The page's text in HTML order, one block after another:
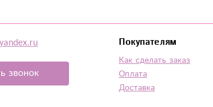
звонок
Покупателям
Как сделать заказ
Оплата
Доставка